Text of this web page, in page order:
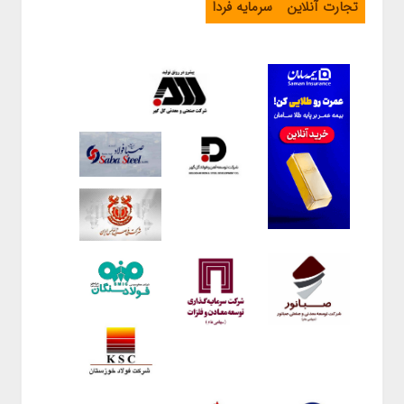
تجارت آنلاین
سرمایه فردا